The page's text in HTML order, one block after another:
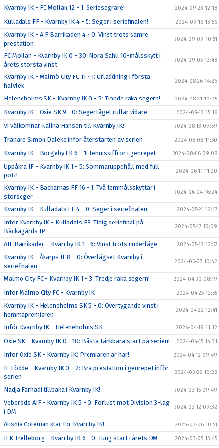
Kvarnby IK - FC Möllan 12 - 1: Seriesegrare! 2024-09-23 12:18
Kulladals FF - Kvarnby IK 4 - 5: Seger i seriefinalen! 2024-09-16 13:56
Kvarnby IK - AIF Barrikaden 4 - 0: Vinst trots sämre
prestation
2024-09-09 10:51
FC Möllan - Kvarnby IK 0 - 30: Nora Sahli 10-målsskytt i
årets största vinst
2024-09-05 13:48
Kvarnby IK - Malmö City FC 11 - 1: Urladdning i första
halvlek
2024-08-26 14:26
Heleneholms SK - Kvarnby IK 0 - 5: Tionde raka segern! 2024-08-21 10:05
Kvarnby IK - Oxie SK 9 - 0: Segertåget rullar vidare 2024-08-13 15:16
Vi välkomnar Kalina Hansen till Kvarnby IK! 2024-08-13 09:59
Tränare Simon Daleke inför återstarten av serien 2024-08-08 11:50
Kvarnby IK - Borgeby FK 6 - 1: Tennissiffror i genrepet 2024-08-06 09:08
Uppåkra IF - Kvarnby IK 1 - 5: Sommaruppehåll med full
pott!
2024-06-11 11:20
Kvarnby IK - Backarnas FF 16 - 1: Två femmålsskyttar i
storseger
2024-06-04 16:24
Kvarnby IK - Kulladals FF 4 - 0: Seger i seriefinalen 2024-05-21 12:17
Inför Kvarnby IK - Kulladals FF: Tidig seriefinal på
Bäckagårds IP
2024-05-17 10:09
AIF Barrikaden - Kvarnby IK 1 - 6: Vinst trots underläge 2024-05-13 12:57
Kvarnby IK - Åkarps IF 8 - 0: Överlägset Kvarnby i
seriefinalen
2024-05-07 10:42
Malmö City FC - Kvarnby IK 1 - 3: Tredje raka segern! 2024-04-30 08:19
Inför Malmö City FC - Kvarnby IK 2024-04-25 12:55
Kvarnby IK - Heleneholms SK 5 - 0: Övertygande vinst i
hemmapremiären
2024-04-22 12:41
Inför Kvarnby IK - Heleneholms SK 2024-04-19 11:12
Oxie SK - Kvarnby IK 0 - 10: Bästa tänkbara start på serien! 2024-04-15 14:31
Inför Oxie SK - Kvarnby IK: Premiären är här! 2024-04-12 09:49
IF Lödde - Kvarnby IK 0 - 2: Bra prestation i genrepet inför
serien
2024-03-26 10:22
Nadja Farhadi tillbaka i Kvarnby IK! 2024-03-15 09:49
Veberöds AIF - Kvarnby IK 5 - 0: Förlust mot Division 3-lag
i DM
2024-03-12 09:32
Alishia Coleman klar för Kvarnby IK! 2024-03-06 10:51
IFK Trelleborg - Kvarnby IK 6 - 0: Tung start i årets DM 2024-03-05 13:45